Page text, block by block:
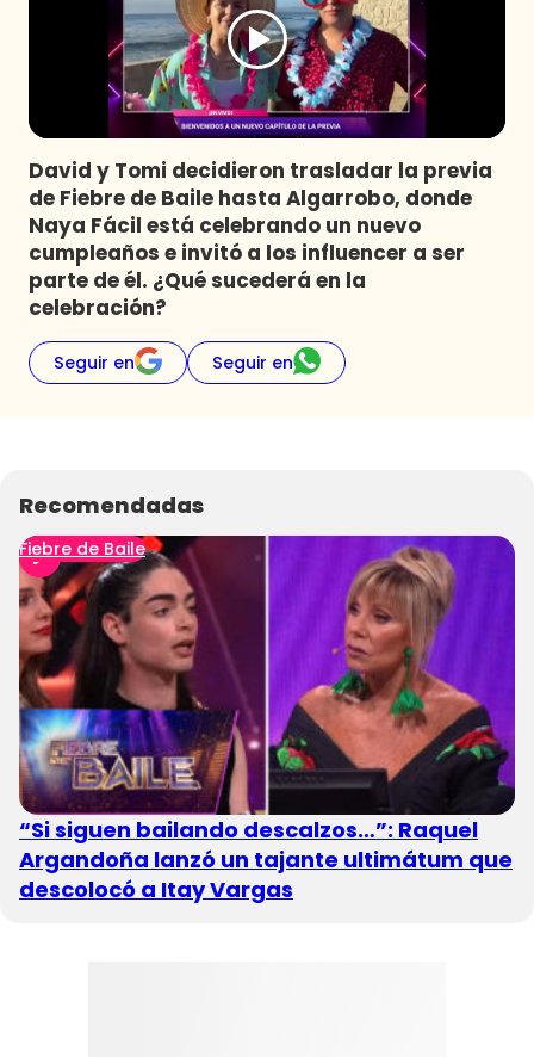
David y Tomi decidieron trasladar la previa
de Fiebre de Baile hasta Algarrobo, donde
Naya Fácil está celebrando un nuevo
cumpleaños e invitó a los influencer a ser
parte de él. ¿Qué sucederá en la
celebración?
Seguir en Seguir en
Recomendadas
Fiebre de Baile
“Si siguen bailando descalzos…”: Raquel
Argandoña lanzó un tajante ultimátum que
descolocó a Itay Vargas
Programas
Club De La Comedia
Contigo en Directo
Plan Perfecto
El Tiempo
Sabingo
Todos Los Programas